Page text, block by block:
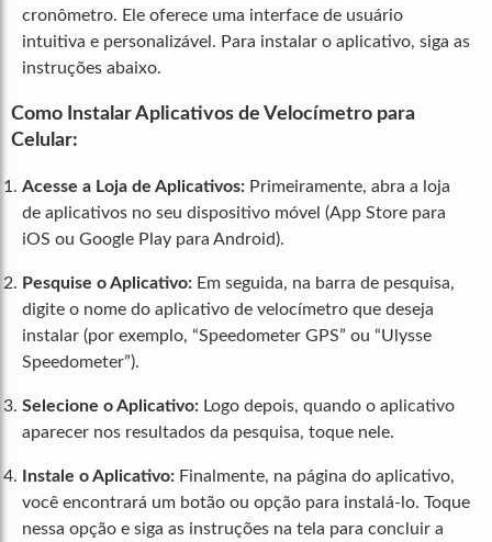
cronômetro. Ele oferece uma interface de usuário
intuitiva e personalizável. Para instalar o aplicativo, siga as
instruções abaixo.
Como Instalar Aplicativos de Velocímetro para
Celular:
Acesse a Loja de Aplicativos: Primeiramente, abra a loja
de aplicativos no seu dispositivo móvel (App Store para
iOS ou Google Play para Android).
Pesquise o Aplicativo: Em seguida, na barra de pesquisa,
digite o nome do aplicativo de velocímetro que deseja
instalar (por exemplo, “Speedometer GPS” ou “Ulysse
Speedometer”).
Selecione o Aplicativo: Logo depois, quando o aplicativo
aparecer nos resultados da pesquisa, toque nele.
Instale o Aplicativo: Finalmente, na página do aplicativo,
você encontrará um botão ou opção para instalá-lo. Toque
nessa opção e siga as instruções na tela para concluir a